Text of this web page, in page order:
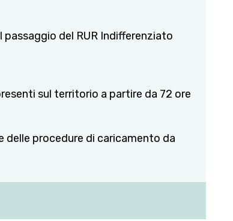
del RUR Indifferenziato
sul territorio a partire da 72 ore
delle procedure di caricamento da